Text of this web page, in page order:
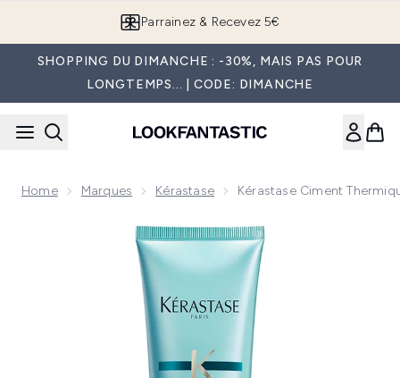
Parrainez & Recevez 5€
SHOPPING DU DIMANCHE : -30%, MAIS PAS POUR
LONGTEMPS... | CODE: DIMANCHE
Home Marques Kérastase Kérastase Ciment